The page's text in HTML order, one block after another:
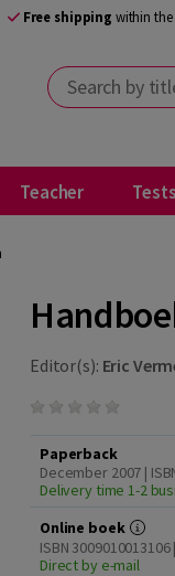
Free shipping within the
Search by title,
Teacher Tests
Editor(s): Eric
Paperback
December 2007 |
Delivery time 1-2
Online boek
ISBN
Direct by e-mail